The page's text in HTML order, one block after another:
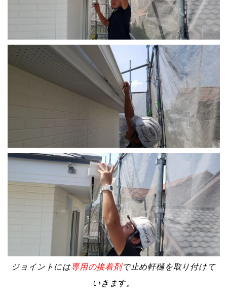
ジョイントには専用の接着剤で止め軒樋を取り付けて
いきます。